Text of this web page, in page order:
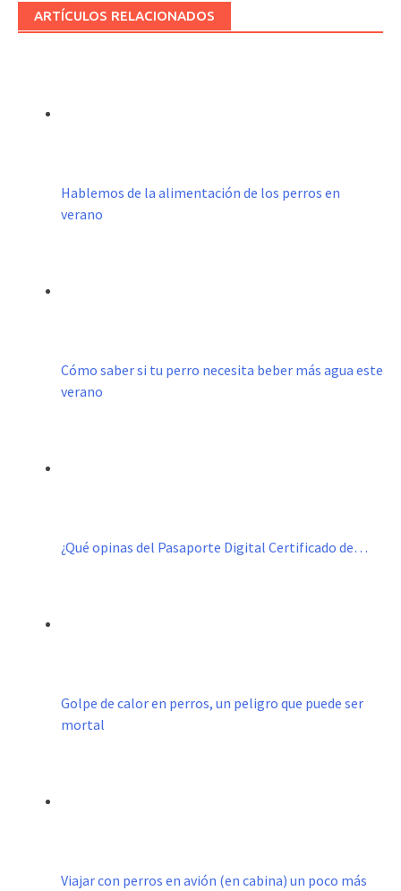
ARTÍCULOS RELACIONADOS
Hablemos de la alimentación de los perros en
verano
Cómo saber si tu perro necesita beber más agua este
verano
¿Qué opinas del Pasaporte Digital Certificado de…
Golpe de calor en perros, un peligro que puede ser
mortal
Viajar con perros en avión (en cabina) un poco más